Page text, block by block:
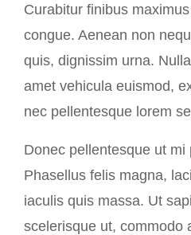
Curabitur finibus
congue. Aenean non
quis, dignissim urna.
amet vehicula euismod,
nec pellentesque lorem
Donec pellentesque ut mi
Phasellus felis magna,
iaculis quis massa. Ut
scelerisque ut, commodo